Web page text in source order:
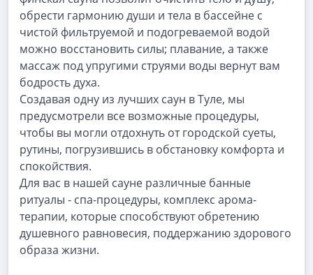
обрести гармонию души и тела в бассейне с
чистой фильтруемой и подогреваемой водой
можно восстановить силы; плавание, а также
массаж под упругими струями воды вернут вам
бодрость духа.
Создавая одну из лучших саун в Туле, мы
предусмотрели все возможные процедуры,
чтобы вы могли отдохнуть от городской суеты,
рутины, погрузившись в обстановку комфорта и
спокойствия.
Для вас в нашей сауне различные банные
ритуалы - спа-процедуры, комплекс арома-
терапии, которые способствуют обретению
душевного равновесия, поддержанию здорового
образа жизни.